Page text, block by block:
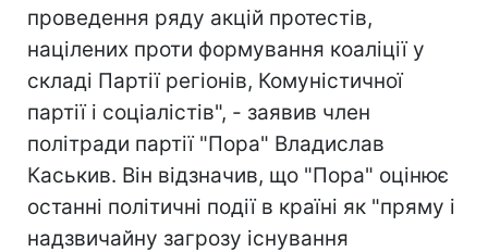
проведення ряду акцій протестів,
націлених проти формування коаліції у
складі Партії регіонів, Комуністичної
партії і соціалістів", - заявив член
політради партії "Пора" Владислав
Каськив. Він відзначив, що "Пора" оцінює
останні політичні події в країні як "пряму і
надзвичайну загрозу існування